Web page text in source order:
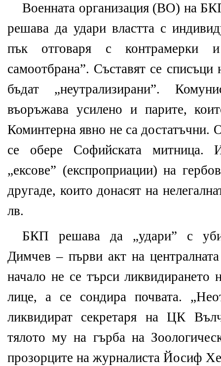
Военната организация (ВО) на
решава да удари властта с
пък отговаря с контрамерки
самоотбрана”. Съставят се списъци
бъдат „неутрализирани”.
въоръжава усилено и парите,
Коминтерна явно не са достатъчни.
се обере Софийската митница.
„ексове” (експроприации) на
другаде, които донасят на
лв.
БКП решава да „удари” с
Димчев – първи акт на
начало не се търси ликвидирането
лице, а се сондира почвата.
ликвидират секретаря на ЦК
тялото му на гърба на
прозорците на журналиста Йосиф